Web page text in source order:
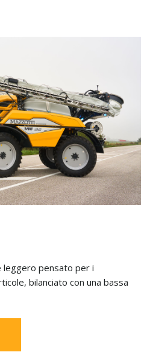
pensato per i
bilanciato con una bassa